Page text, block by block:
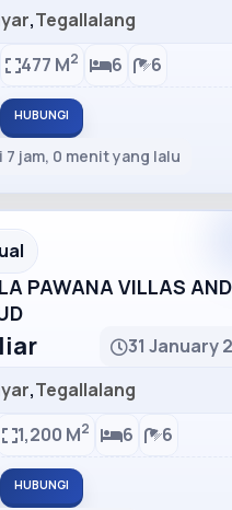
,Tegallalang
477 M2 6 6
HUBUNGI
7 jam, 0 menit yang lalu
PAWANA VILLAS AND
31 January
,Tegallalang
1,200 M2 6 6
HUBUNGI